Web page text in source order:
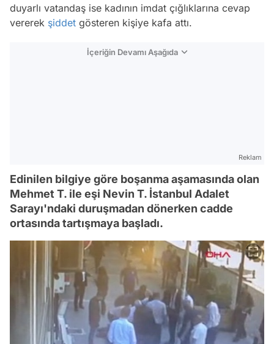
duyarlı vatandaş ise kadının imdat çığlıklarına cevap
vererek şiddet gösteren kişiye kafa attı.
İçeriğin Devamı Aşağıda
Reklam
Edinilen bilgiye göre boşanma aşamasında olan
Mehmet T. ile eşi Nevin T. İstanbul Adalet
Sarayı'ndaki duruşmadan dönerken cadde
ortasında tartışmaya başladı.